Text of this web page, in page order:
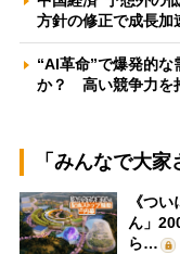
方針の修正で成長
“AI革命”で爆発的
か？ 高い競争力を
「みんなで大
《つ
ん」
ら…